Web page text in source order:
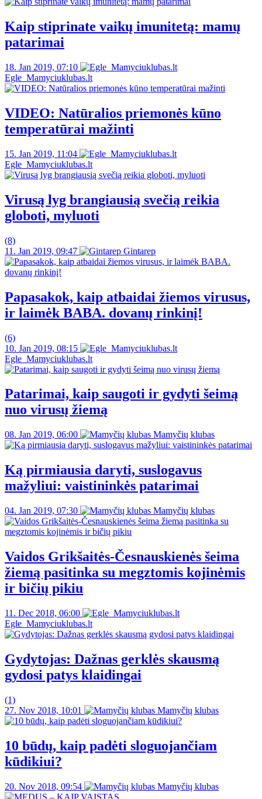
Kaip stiprinate vaikų imunitetą: mamų
patarimai
18. Jan 2019, 07:10
Egle_Mamyciuklubas.lt
VIDEO: Natūralios priemonės kūno
temperatūrai mažinti
15. Jan 2019, 11:04
Egle_Mamyciuklubas.lt
Virusą lyg brangiausią svečią reikia
globoti, myluoti
(8)
11. Jan 2019, 09:47
Gintarep
Papasakok, kaip atbaidai žiemos virusus,
ir laimėk BABA. dovanų rinkinį!
(6)
10. Jan 2019, 08:15
Egle_Mamyciuklubas.lt
Patarimai, kaip saugoti ir gydyti šeimą
nuo virusų žiemą
08. Jan 2019, 06:00 Mamyčių klubas
Ką pirmiausia daryti, suslogavus
mažyliui: vaistininkės patarimai
04. Jan 2019, 07:30 Mamyčių klubas
Vaidos Grikšaitės-Česnauskienės šeima
žiemą pasitinka su megztomis kojinėmis
ir bičių pikiu
11. Dec 2018, 06:00
Egle_Mamyciuklubas.lt
Gydytojas: Dažnas gerklės skausmą
gydosi patys klaidingai
(1)
27. Nov 2018, 10:01
Mamyčių klubas
10 būdų, kaip padėti sloguojančiam
kūdikiui?
20. Nov 2018, 09:54 Mamyčių klubas